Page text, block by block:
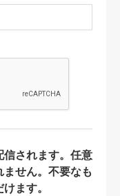
されます。任意
せん。不要なも
ます。